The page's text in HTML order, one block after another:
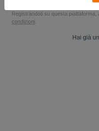
Registrandoti su questa piattaforma,
condizioni
Hai già